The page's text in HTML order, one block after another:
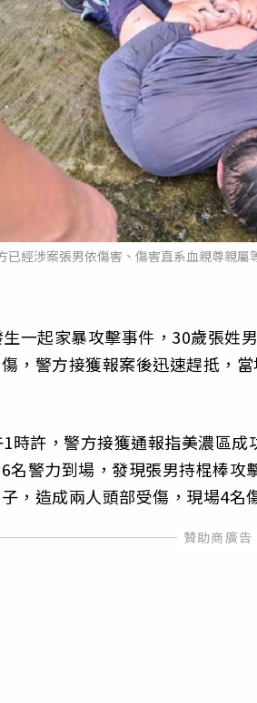
已經涉案張男依傷害、傷害直系血親尊親屬
一起家暴攻擊事件，30歲張姓
，警方接獲報案後迅速趕抵，
時許，警方接獲通報指美濃區
名警力到場，發現張男持棍棒
，造成兩人頭部受傷，現場4名